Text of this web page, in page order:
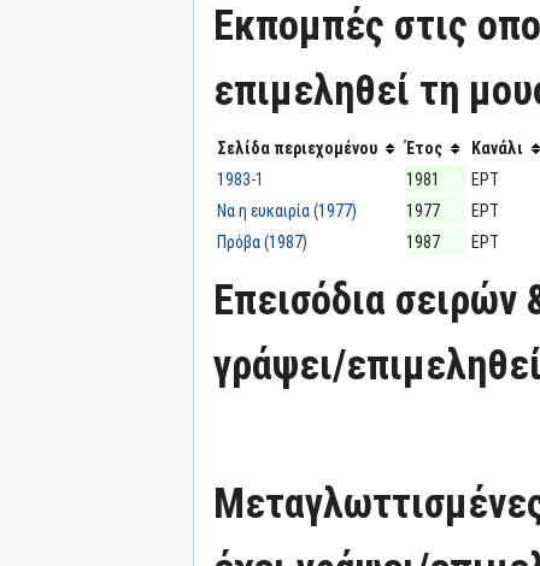
Εκπομπές στις
επιμεληθεί τη
Σελίδα περιεχομένου Έτος
Κανάλι
1983-1
1981
ΕΡΤ
Να η ευκαιρία (1977)
1977
ΕΡΤ
Πρόβα (1987)
1987 ΕΡΤ
Επεισόδια
γράψει/